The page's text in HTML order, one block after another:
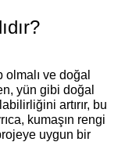
ve doğal
yün gibi doğal
artırır, bu
kumaşın rengi
uygun bir